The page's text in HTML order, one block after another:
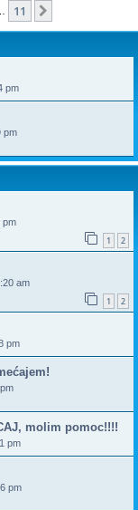
11
pm
pm
pm
1 2
am
1 2
pm
molim pomoc!!!!
pm
pm